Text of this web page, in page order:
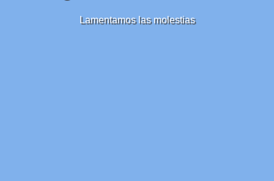
Lamentamos las molestias